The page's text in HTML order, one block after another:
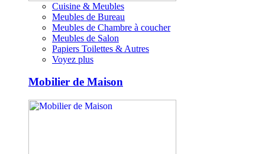
Cuisine & Meubles
Meubles de Bureau
Meubles de Chambre à coucher
Meubles de Salon
Papiers Toilettes & Autres
Voyez plus
Mobilier de Maison